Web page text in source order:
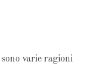
varie ragioni